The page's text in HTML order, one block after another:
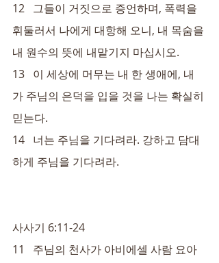
12   그들이 거짓으로 증언하며, 폭력을
휘둘러서 나에게 대항해 오니, 내 목숨을
내 원수의 뜻에 내맡기지 마십시오.
13   이 세상에 머무는 내 한 생애에, 내
가 주님의 은덕을 입을 것을 나는 확실히
믿는다.
14   너는 주님을 기다려라. 강하고 담대
하게 주님을 기다려라.
사사기 6:11-24
11   주님의 천사가 아비에셀 사람 요아